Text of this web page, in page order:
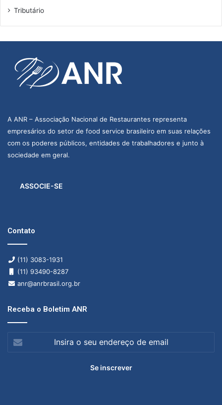
Tributário
A ANR – Associação Nacional de Restaurantes representa
empresários do setor de food service brasileiro em suas relações
com os poderes públicos, entidades de trabalhadores e junto à
sociedade em geral.
ASSOCIE-SE
Contato
(11) 3083-1931
(11) 93490-8287
anr@anrbrasil.org.br
Receba o Boletim ANR